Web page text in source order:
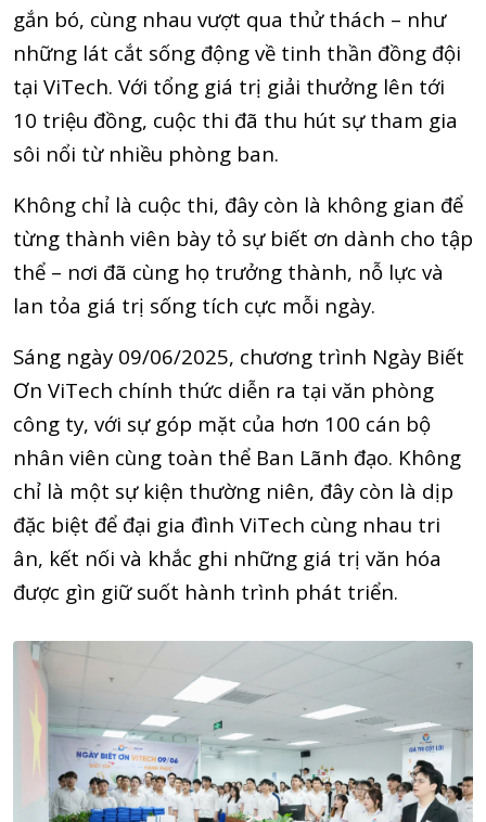
gắn bó, cùng nhau vượt qua thử thách – như
những lát cắt sống động về tinh thần đồng đội
tại ViTech. Với tổng giá trị giải thưởng lên tới
10 triệu đồng, cuộc thi đã thu hút sự tham gia
sôi nổi từ nhiều phòng ban.
Không chỉ là cuộc thi, đây còn là không gian để
từng thành viên bày tỏ sự biết ơn dành cho tập
thể – nơi đã cùng họ trưởng thành, nỗ lực và
lan tỏa giá trị sống tích cực mỗi ngày.
Sáng ngày 09/06/2025, chương trình Ngày Biết
Ơn ViTech chính thức diễn ra tại văn phòng
công ty, với sự góp mặt của hơn 100 cán bộ
nhân viên cùng toàn thể Ban Lãnh đạo. Không
chỉ là một sự kiện thường niên, đây còn là dịp
đặc biệt để đại gia đình ViTech cùng nhau tri
ân, kết nối và khắc ghi những giá trị văn hóa
được gìn giữ suốt hành trình phát triển.